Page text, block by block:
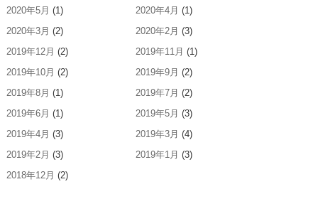
2020年5月 (1) 2020年4月 (1)
2020年3月 (2) 2020年2月 (3)
2019年12月 (2) 2019年11月 (1)
2019年10月 (2) 2019年9月 (2)
2019年8月 (1) 2019年7月 (2)
2019年6月 (1) 2019年5月 (3)
2019年4月 (3) 2019年3月 (4)
2019年2月 (3) 2019年1月 (3)
2018年12月 (2)